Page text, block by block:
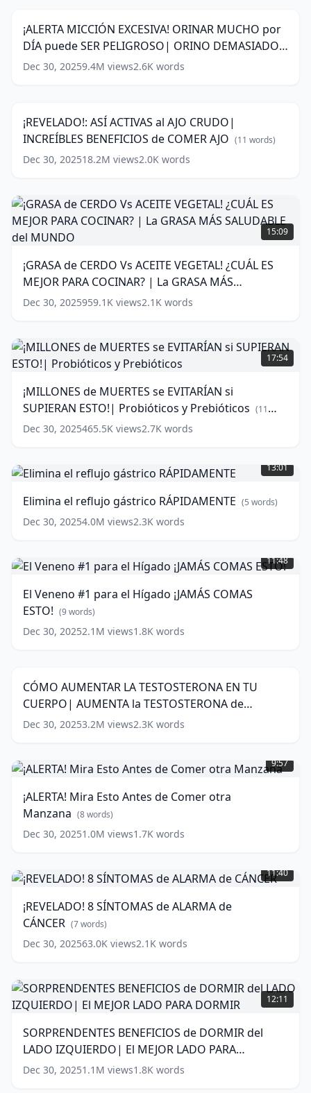
words)
MUCHO
por
DÍA
puede
ORINO
DEMASIADO
y
MUY
¡ALERTA MICCIÓN EXCESIVA! ORINAR MUCHO por
DÍA puede SER PELIGROSO| ORINO DEMASIADO y
MUY FRECUENTE (15words)
Dec 30, 20259.4M views2.6K words
¡REVELADO!:
AJO
CRUDO|
INCREÍBLES
BENEFICIOS
COMER
AJO (11
words)
¡REVELADO!: ASÍ ACTIVAS al AJO CRUDO|
INCREÍBLES BENEFICIOS de COMER AJO (11 words)
Dec 30, 202518.2M views2.0K words
¡GRASA
de
CERDO
ACEITE
VEGETAL!
¿CUÁL
ES
PARA
COCINAR?
|
GRASA
MÁS
del
words)
15:09
¡GRASA de CERDO Vs ACEITE VEGETAL! ¿CUÁL ES
MEJOR PARA COCINAR? | La GRASA MÁS
SALUDABLE del MUNDO
(18words)
Dec 30, 2025959.1K views2.1K words
¡MILLONES
de
MUERTES
EVITARÍAN
si
SUPIERAN
ESTO!|
y
Prebióticos ( 11
17:54
¡MILLONES de MUERTES se EVITARÍAN si
SUPIERAN ESTO!| Probióticos y Prebióticos (11
words)
Dec 30, 2025465.5K views2.7K words
el
reflujo
RÁPIDAMENTE (5
words)
13:01
Elimina el reflujo gástrico RÁPIDAMENTE (5 words)
Dec 30, 20254.0M views2.3K words
Veneno
#1
el
Hígado
¡JAMÁS
COMAS
words)
11:48
El Veneno #1 para el Hígado ¡JAMÁS COMAS
ESTO! (9words)
Dec 30, 20252.1M views1.8K words
CÓMO
TESTOSTERONA
EN
TU
CUERPO|
AUMENTA
TESTOSTERONA
de
NATURAL (13
words)
CÓMO AUMENTAR LA TESTOSTERONA EN TU
CUERPO| AUMENTA la TESTOSTERONA de
MANERA NATURAL (13 words)
Dec 30, 20253.2M views2.3K words
Mira
Esto
de
Comer
otra
Manzana
9:57
¡ALERTA! Mira Esto Antes de Comer otra
Manzana (8words)
Dec 30, 20251.0M views1.7K words
8
SÍNTOMAS
ALARMA
de
CÁNCER
(7
11:40
¡REVELADO! 8 SÍNTOMAS de ALARMA de
CÁNCER (7words)
Dec 30, 202563.0K views2.1K words
SORPRENDENTES
BENEFICIOS
de
del
LADO
IZQUIERDO|
El
12:11
SORPRENDENTES BENEFICIOS de DORMIR del
LADO IZQUIERDO| El MEJOR LADO PARA
DORMIR (12 words)
Dec 30, 20251.1M views1.8K words